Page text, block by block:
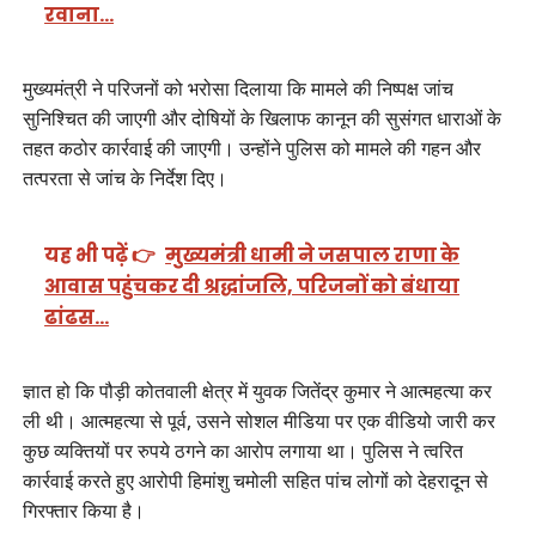
रवाना…
मुख्यमंत्री ने परिजनों को भरोसा दिलाया कि मामले की निष्पक्ष जांच
सुनिश्चित की जाएगी और दोषियों के खिलाफ कानून की सुसंगत धाराओं के
तहत कठोर कार्रवाई की जाएगी। उन्होंने पुलिस को मामले की गहन और
तत्परता से जांच के निर्देश दिए।
यह भी पढ़ें 👉 मुख्यमंत्री धामी ने जसपाल राणा के
आवास पहुंचकर दी श्रद्धांजलि, परिजनों को बंधाया
ढांढस…
ज्ञात हो कि पौड़ी कोतवाली क्षेत्र में युवक जितेंद्र कुमार ने आत्महत्या कर
ली थी। आत्महत्या से पूर्व, उसने सोशल मीडिया पर एक वीडियो जारी कर
कुछ व्यक्तियों पर रुपये ठगने का आरोप लगाया था। पुलिस ने त्वरित
कार्रवाई करते हुए आरोपी हिमांशु चमोली सहित पांच लोगों को देहरादून से
गिरफ्तार किया है।